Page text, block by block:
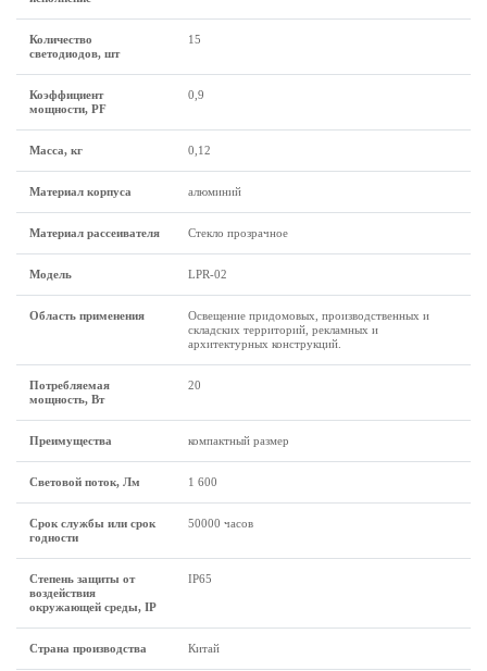
Количество
светодиодов, шт
15
Коэффициент
мощности, PF
0,9
Масса, кг 0,12
Материал корпуса алюминий
Материал рассеивателя Стекло прозрачное
Модель LPR-02
Область применения
Освещение придомовых, производственных и
складских территорий, рекламных и
архитектурных конструкций.
Потребляемая
мощность, Вт
20
Преимущества компактный размер
Световой поток, Лм 1 600
Срок службы или срок
годности
50000 часов
Степень защиты от
воздействия
окружающей среды, IP
IP65
Страна производства Китай